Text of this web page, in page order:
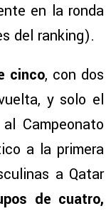
en la ronda
del ranking).
cinco, con dos
y solo el
Campeonato
a la primera
a Qatar
de cuatro,